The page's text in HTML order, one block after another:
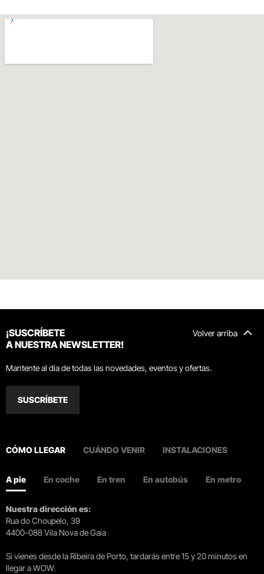
Volver arriba
¡SUSCRÍBETE
A NUESTRA NEWSLETTER!
Mantente al día de todas las novedades, eventos y ofertas.
SUSCRÍBETE
CÓMO LLEGAR CUÁNDO VENIR INSTALACIONES
A pie En coche En tren En autobús En metro
Nuestra dirección es:
Rua do Choupelo, 39
4400-088 Vila Nova de Gaia
Si vienes desde la Ribeira de Porto, tardarás entre 15 y 20 minutos en
llegar a WOW.